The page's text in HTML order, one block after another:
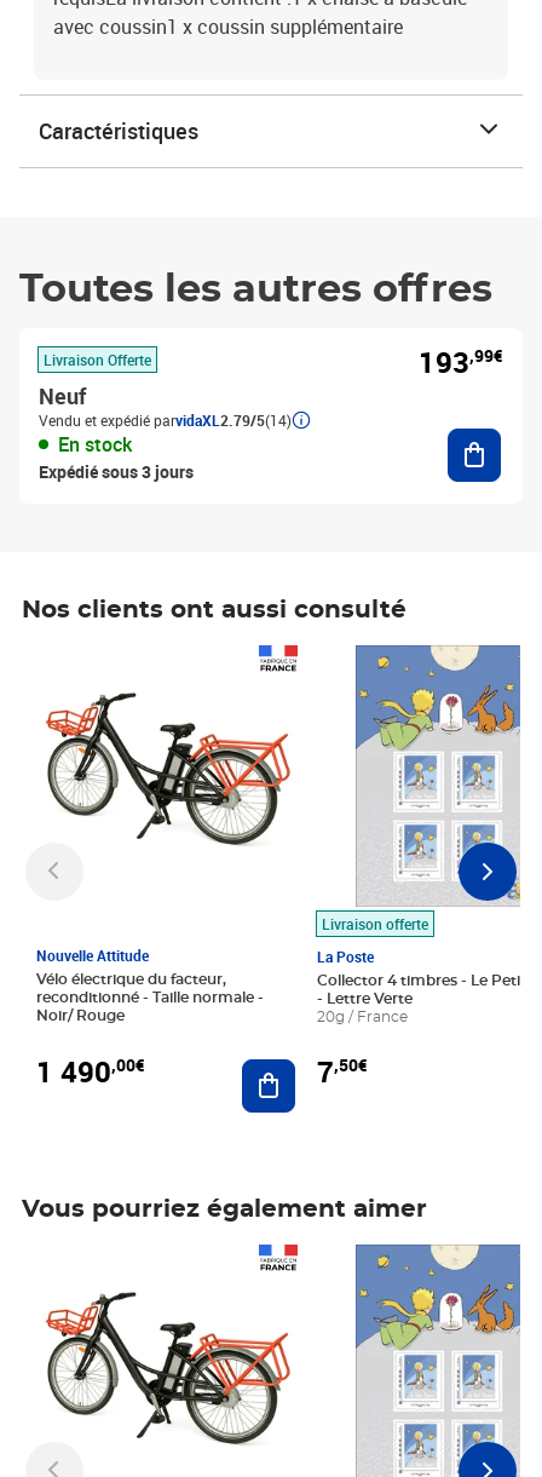
avec coussin1 x coussin supplémentaire
Caractéristiques
Toutes les autres offres
Livraison Offerte
Neuf
Vendu et expédié parvidaXL 2.79/5(14)
En stock
Expédié sous 3 jours
193,99€
Nos clients ont aussi consulté
Nouvelle Attitude
Vélo électrique du facteur,
reconditionné - Taille normale -
Noir/ Rouge
1 490,00€ Ajouter au panier
Livraison offerte
La Poste
Collector 4 timbres - Le Petit
- Lettre Verte
20g / France
7,50€
Prix 7,50€
Vous pourriez également aimer
Prix 7,50€